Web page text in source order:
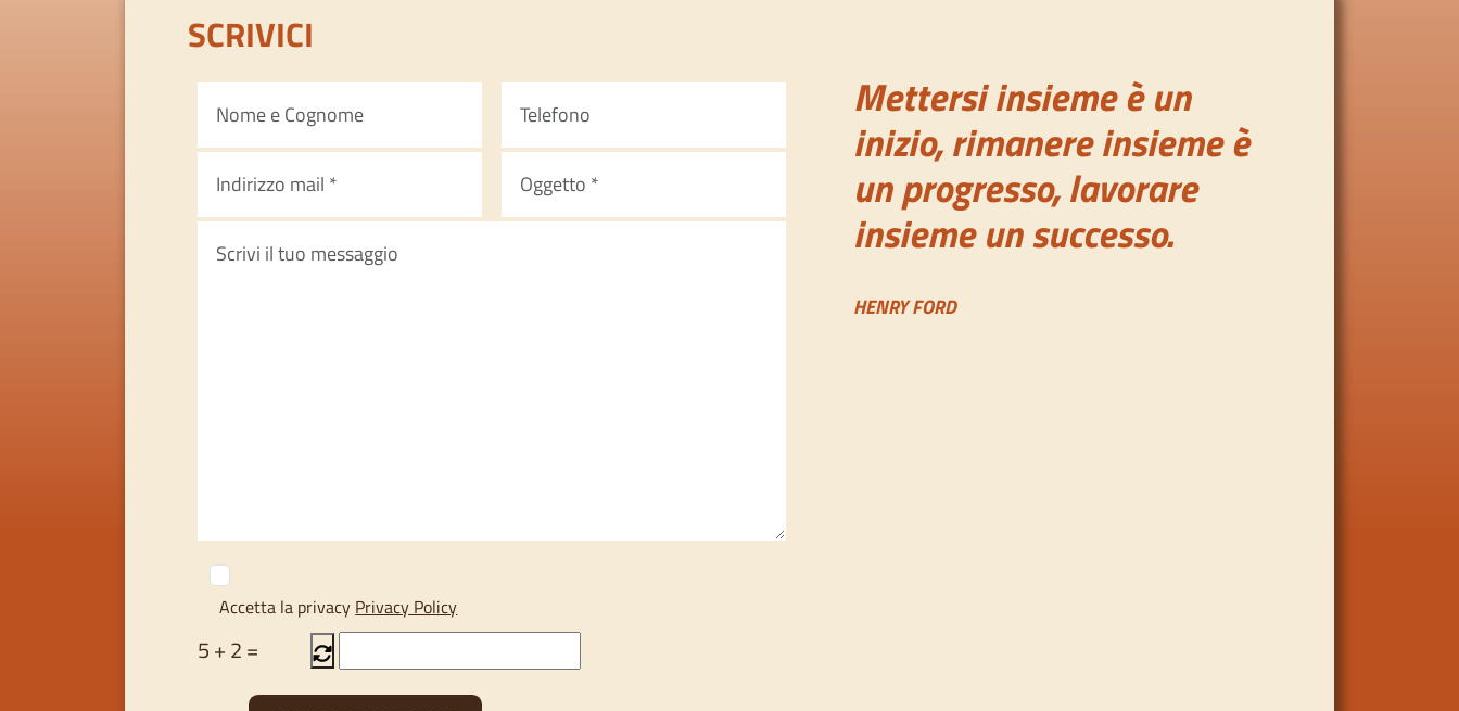
SCRIVICI
Accetta la privacy Privacy Policy
5+2=
Mettersi insieme è un
inizio, rimanere insieme è
un progresso, lavorare
insieme un successo.
HENRY FORD